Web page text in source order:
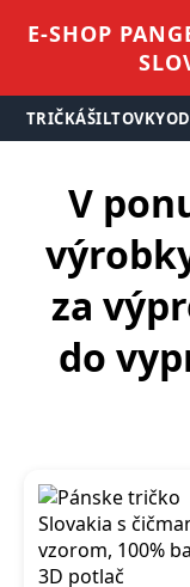
E-SHOP
TRIČKÁŠILTOVKY
V
za
do